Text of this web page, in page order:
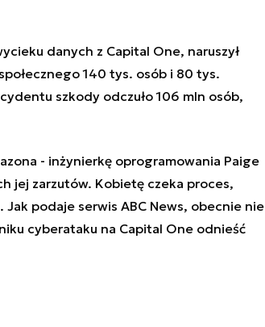
danych z Capital One, naruszył
140 tys. osób i 80 tys.
szkody odczuło 106 mln osób,
- inżynierkę oprogramowania Paige
jej zarzutów. Kobietę czeka proces,
podaje serwis ABC News, obecnie nie
cyberataku na Capital One odnieść